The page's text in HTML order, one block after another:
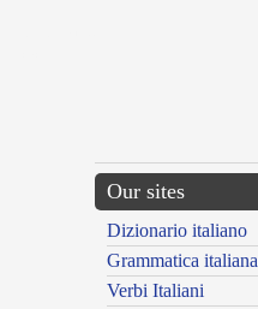
Our sites
Dizionario italiano
Grammatica italiana
Verbi Italiani